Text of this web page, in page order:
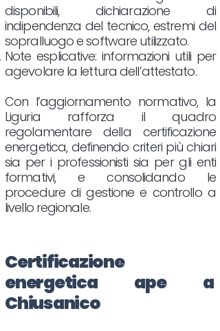
disponibili, dichiarazione di
indipendenza del tecnico, estremi del
sopralluogo e software utilizzato.
Note esplicative: informazioni utili per
agevolare la lettura dell’attestato.
Con l’aggiornamento normativo, la
Liguria rafforza il quadro
regolamentare della certificazione
energetica, definendo criteri più chiari
sia per i professionisti sia per gli enti
formativi, e consolidando le
procedure di gestione e controllo a
livello regionale.
Certificazione
energetica ape a
Chiusanico